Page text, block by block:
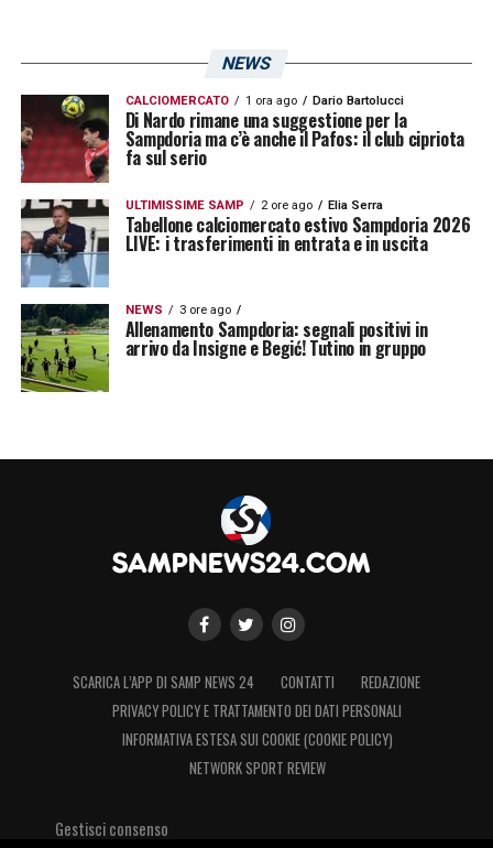
di oggi come il ds ed ex giocatore,Pietro
Accardie il capitanoBartosz Bereszynski.
Infine hanno presenziato l’ex presidente,
Enrico Mantovani e la sorella Francesca.
LA PLAYLIST DELLE NOSTRE TOP NEWS
NEWS
CALCIOMERCATO 1 ora ago Dario Bartolucci
Di Nardo rimane una suggestione per la
Sampdoria ma c’è anche il Pafos: il club cipriota
fa sul serio
ULTIMISSIME SAMP 2 ore ago Elia Serra
Tabellone calciomercato estivo Sampdoria 2026
LIVE: i trasferimenti in entrata e in uscita
NEWS 3 ore ago
Allenamento Sampdoria: segnali positivi in
arrivo da Insigne e Begić! Tutino in gruppo
SCARICA L’APP DI SAMP NEWS 24 CONTATTI
REDAZIONE
PRIVACY POLICY E TRATTAMENTO DEI DATI PERSONALI
INFORMATIVA ESTESA SUI COOKIE (COOKIE POLICY)
NETWORK SPORT REVIEW
Gestisci consenso